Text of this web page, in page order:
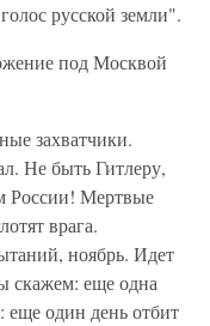
русской земли".
под Москвой
захватчики.
Не быть Гитлеру,
России! Мертвые
врага.
ноябрь. Идет
скажем: еще одна
один день отбит